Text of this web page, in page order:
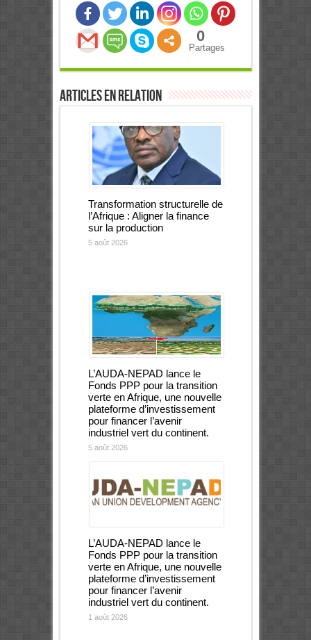
0
Partages
Articles en relation
Transformation structurelle de
l’Afrique : Aligner la finance
sur la production
5 août 2026
L’AUDA-NEPAD lance le
Fonds PPP pour la transition
verte en Afrique, une nouvelle
plateforme d’investissement
pour financer l’avenir
industriel vert du continent.
5 août 2026
L’AUDA-NEPAD lance le
Fonds PPP pour la transition
verte en Afrique, une nouvelle
plateforme d’investissement
pour financer l’avenir
industriel vert du continent.
1 août 2026